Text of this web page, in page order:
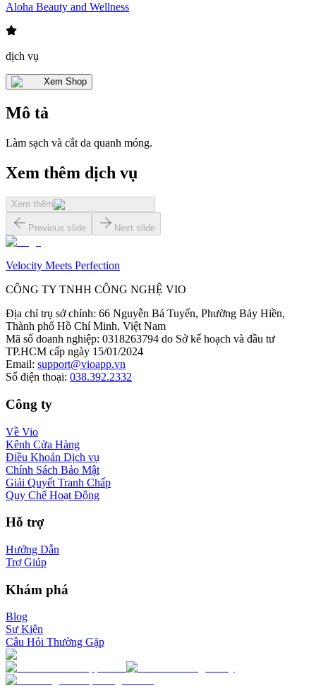
Aloha Beauty and Wellness
dịch vụ
Xem Shop
Mô tả
Làm sạch và cắt da quanh móng.
Xem thêm dịch vụ
Xem thêm
Previous slide Next slide
Velocity Meets Perfection
CÔNG TY TNHH CÔNG NGHỆ VIO
Địa chỉ trụ sở chính: 66 Nguyễn Bá Tuyển, Phường Bảy Hiền,
Thành phố Hồ Chí Minh, Việt Nam
Mã số doanh nghiệp: 0318263794 do Sở kế hoạch và đầu tư
TP.HCM cấp ngày 15/01/2024
Email: support@vioapp.vn
Số điện thoại: 038.392.2332
Công ty
Về Vio
Kênh Cửa Hàng
Điều Khoản Dịch vụ
Chính Sách Bảo Mật
Giải Quyết Tranh Chấp
Quy Chế Hoạt Động
Hỗ trợ
Hướng Dẫn
Trợ Giúp
Khám phá
Blog
Sự Kiện
Câu Hỏi Thường Gặp